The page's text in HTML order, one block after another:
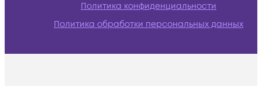
Политика конфиденциальности
Политика обработки персональных данных